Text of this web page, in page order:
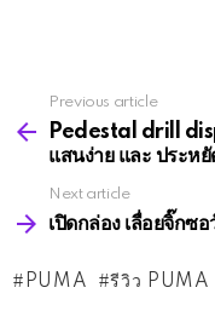
more
Previous article
Pedestal drill
แสนง่าย และ ประหยั
Next article
เปิดกล่อง เลื่อยจิ๊ก
PUMA รีวิว PUMA